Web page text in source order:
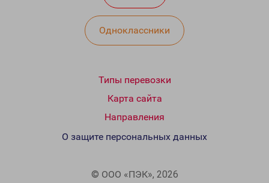
Одноклассники
Типы перевозки
Карта сайта
Направления
© ООО «ПЭК», 2026
О защите персональных данных